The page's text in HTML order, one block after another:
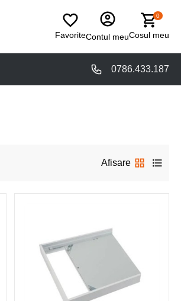
FavoriteContul meu
0
Cosul meu
0786.433.187
Afisare